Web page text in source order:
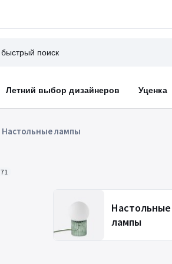
Летний выбор дизайнеров Уценка
Настольные лампы
71
Настольные
лампы